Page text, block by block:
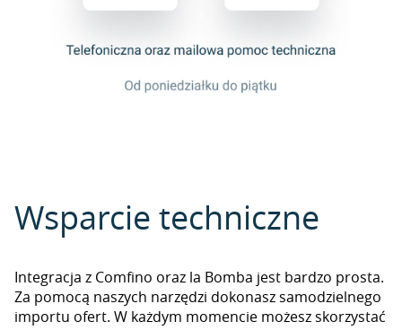
Wsparcie techniczne
Integracja z Comfino oraz la Bomba jest bardzo prosta.
Za pomocą naszych narzędzi dokonasz samodzielnego
importu ofert. W każdym momencie możesz skorzystać